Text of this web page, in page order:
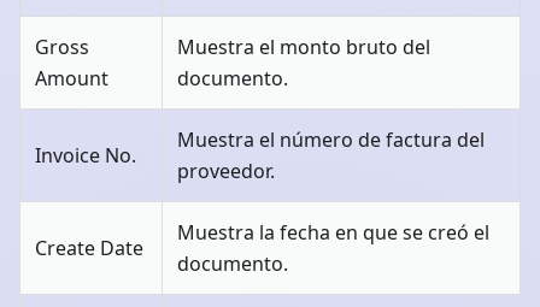
Gross
Amount
Muestra el monto bruto del
documento.
Invoice No.
Muestra el número de factura del
proveedor.
Create Date
Muestra la fecha en que se creó el
documento.